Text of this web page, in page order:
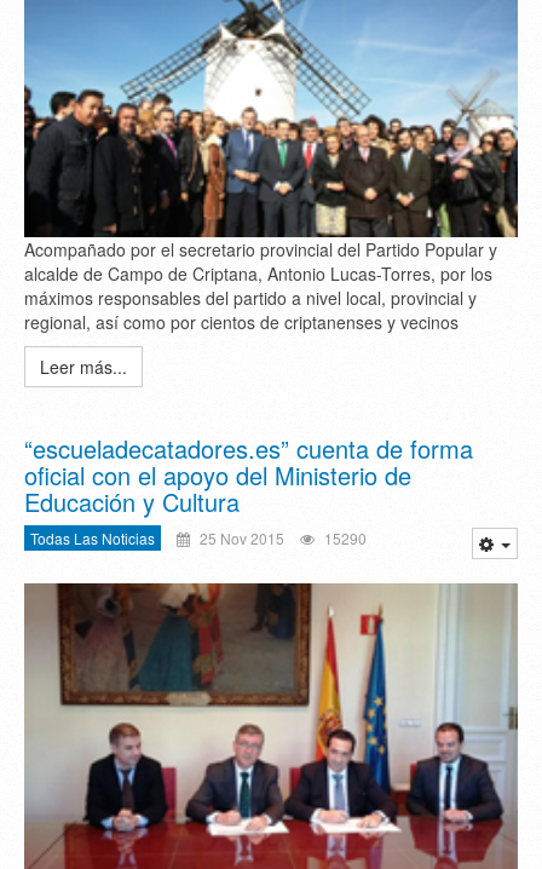
Acompañado por el secretario provincial del Partido Popular y
alcalde de Campo de Criptana, Antonio Lucas-Torres, por los
máximos responsables del partido a nivel local, provincial y
regional, así como por cientos de criptanenses y vecinos
Leer más...
“escueladecatadores.es” cuenta de forma
oficial con el apoyo del Ministerio de
Educación y Cultura
Todas Las Noticias 25 Nov 2015 15290